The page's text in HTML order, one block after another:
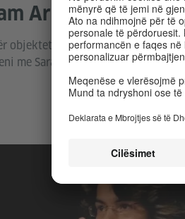
Arbeitsplatz: Im
objektet e rëndësishme në vendin
me Sara nga Suedia, e cila punon